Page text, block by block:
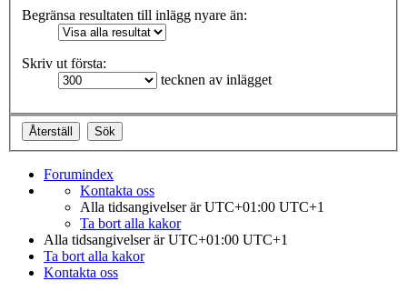
Begränsa resultaten till inlägg nyare än:
Skriv ut första:
tecknen av inlägget
Forumindex
Kontakta oss
Alla tidsangivelser är UTC+01:00 UTC+1
Ta bort alla kakor
Alla tidsangivelser är UTC+01:00 UTC+1
Ta bort alla kakor
Kontakta oss